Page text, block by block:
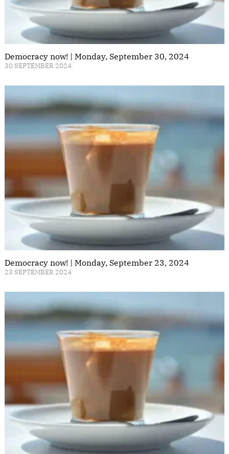
Democracy now! | Monday, September 30, 2024
30 SEPTEMBER 2024
Democracy now! | Monday, September 23, 2024
23 SEPTEMBER 2024